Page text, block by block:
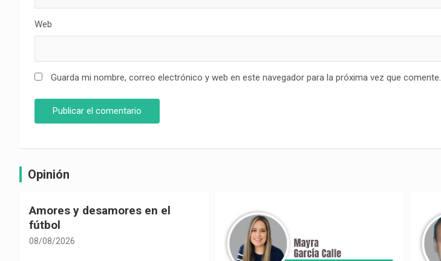
Web
Guarda mi nombre, correo electrónico y web en este navegador para la próxima vez que comente.
Opinión